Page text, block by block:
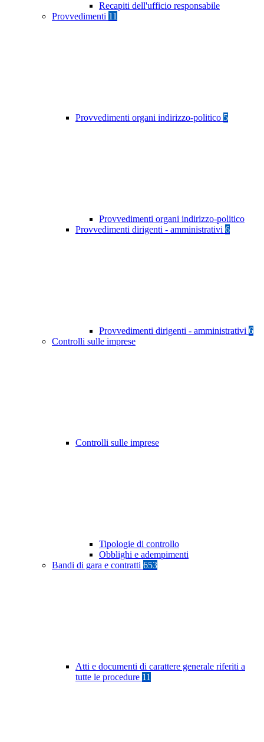
Recapiti dell'ufficio responsabile
Provvedimenti 11
Provvedimenti organi indirizzo-politico 5
Provvedimenti organi indirizzo-politico
Provvedimenti dirigenti - amministrativi 6
Provvedimenti dirigenti - amministrativi 6
Controlli sulle imprese
Controlli sulle imprese
Tipologie di controllo
Obblighi e adempimenti
Bandi di gara e contratti 653
Atti e documenti di carattere generale riferiti a
tutte le procedure 11